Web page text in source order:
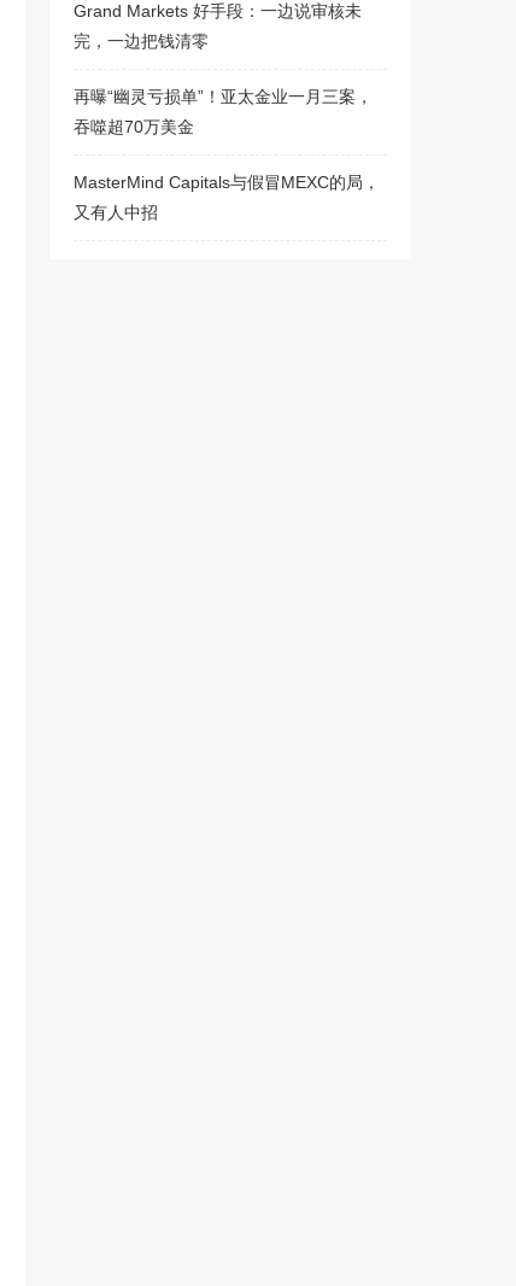
Grand Markets 好手段：一边说审核未
完，一边把钱清零
再曝“幽灵亏损单”！亚太金业一月三案，
吞噬超70万美金
MasterMind Capitals与假冒MEXC的局，
又有人中招